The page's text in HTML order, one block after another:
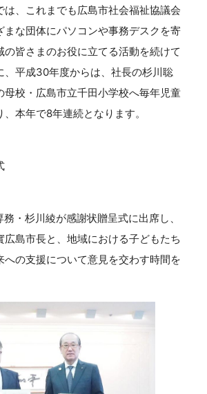
は、これまでも広島市社会福祉協議会
まな団体にパソコンや事務デスクを寄
の皆さまのお役に立てる活動を続けて
、平成30年度からは、社長の杉川聡
母校・広島市立千田小学校へ毎年児童
本年で8年連続となります。
・杉川綾が感謝状贈呈式に出席し、
広島市長と、地域における子どもたち
への支援について意見を交わす時間を